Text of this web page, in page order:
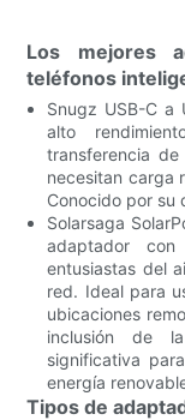
Los mejores
teléfonos
Snugz USB-C a
alto
transferencia
necesitan carga
Conocido por su
Solarsaga
adaptador
entusiastas del
red. Ideal para
ubicaciones
inclusión de
significativa
energía
Tipos de